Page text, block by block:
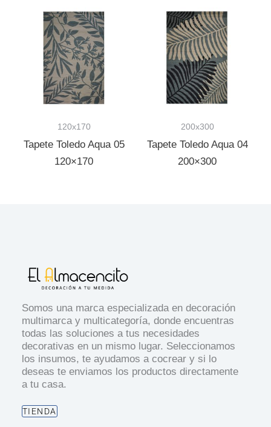
120x170
Tapete Toledo Aqua 05
120×170
200x300
Tapete Toledo Aqua 04
200×300
Somos una marca especializada en decoración
multimarca y multicategoría, donde encuentras
todas las soluciones a tus necesidades
decorativas en un mismo lugar. Seleccionamos
los insumos, te ayudamos a cocrear y si lo
deseas te enviamos los productos directamente
a tu casa.
TIENDA